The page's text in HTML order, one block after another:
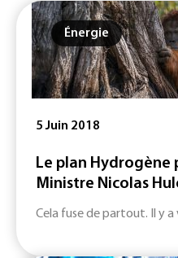
Énergie
5 Juin 2018
Le plan Hydrogène
Ministre Nicolas
Cela fuse de partout. Il y a